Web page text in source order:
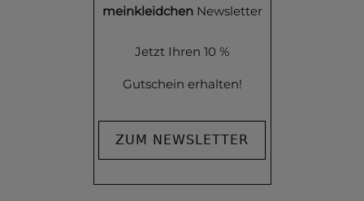
meinkleidchenNewsletter
Jetzt Ihren 10 %
Gutschein erhalten!
ZUM NEWSLETTER